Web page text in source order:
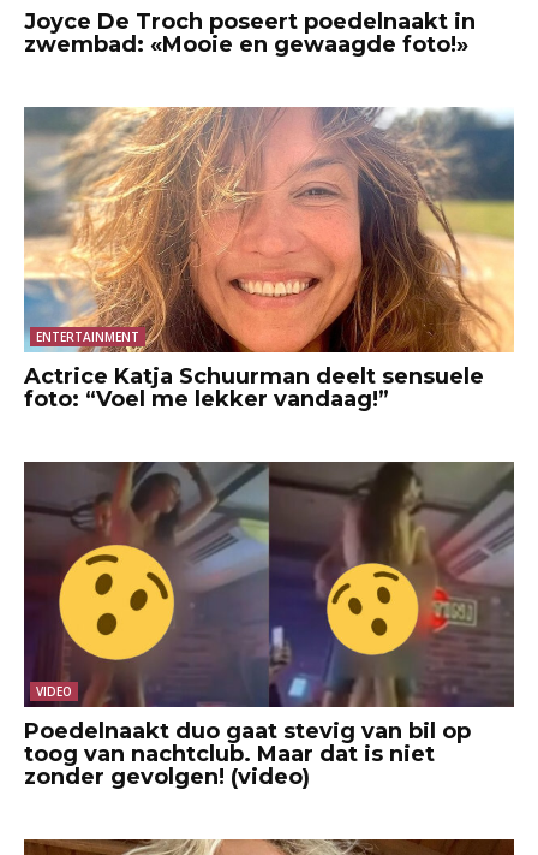
Joyce De Troch poseert poedelnaakt in
zwembad: «Mooie en gewaagde foto!»
ENTERTAINMENT
Actrice Katja Schuurman deelt sensuele
foto: “Voel me lekker vandaag!”
VIDEO
Poedelnaakt duo gaat stevig van bil op
toog van nachtclub. Maar dat is niet
zonder gevolgen! (video)